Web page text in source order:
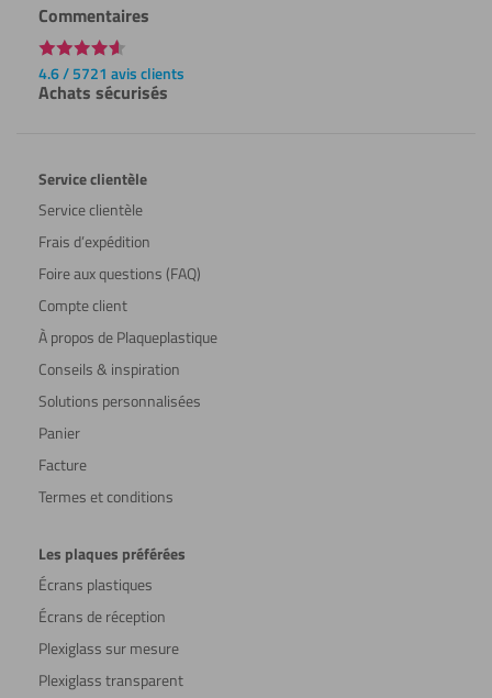
Commentaires
4.6 / 5721 avis clients
Achats sécurisés
Service clientèle
Service clientèle
Frais d’expédition
Foire aux questions (FAQ)
Compte client
À propos de Plaqueplastique
Conseils & inspiration
Solutions personnalisées
Panier
Facture
Termes et conditions
Les plaques préférées
Écrans plastiques
Écrans de réception
Plexiglass sur mesure
Plexiglass transparent